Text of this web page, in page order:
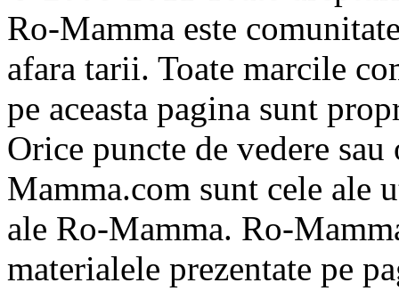
Ro-Mamma este
afara tarii. Toate marcile
pe aceasta pagina sunt
Orice puncte de vedere
Mamma.com sunt cele ale
ale Ro-Mamma. Ro-
materialele prezentate pe